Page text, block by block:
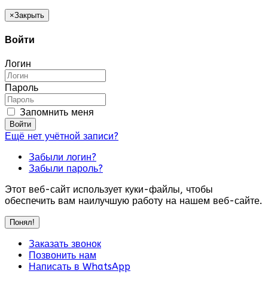
×Закрыть
Войти
Логин
Пароль
Запомнить меня
Войти
Ещё нет учётной записи?
Забыли логин?
Забыли пароль?
Этот веб-сайт использует куки-файлы, чтобы
обеспечить вам наилучшую работу на нашем веб-сайте.
Понял!
Заказать звонок
Позвонить нам
Написать в WhatsApp